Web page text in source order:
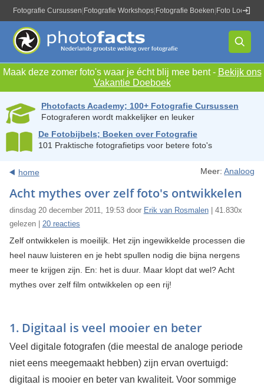
Fotografie Cursussen Fotografie Workshops Fotografie Boeken Foto Locaties
Maak deze zomer foto's waar je écht blij mee bent - Bekijk ons
Vakantie Doeboek
Photofacts Academy; 100+ Fotografie Cursussen
Fotograferen wordt makkelijker en leuker
De Fotobijbels; Boeken over Fotografie
101 Praktische fotografietips voor betere foto's
home Meer:Analoog
Acht mythes over zelf foto's ontwikkelen
dinsdag 20 december 2011, 19:53 door Erik van Rosmalen| 41.830x
gelezen | 20 reacties
Zelf ontwikkelen is moeilijk. Het zijn ingewikkelde processen die
heel nauw luisteren en je hebt spullen nodig die bijna nergens
meer te krijgen zijn. En: het is duur. Maar klopt dat wel? Acht
mythes over zelf film ontwikkelen op een rij!
1. Digitaal is veel mooier en beter
Veel digitale fotografen (die meestal de analoge periode
niet eens meegemaakt hebben) zijn ervan overtuigd:
digitaal is mooier en beter van kwaliteit. Voor sommige